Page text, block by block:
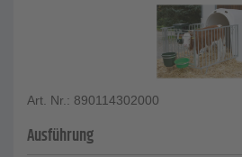
Art. Nr.: 890114302000
Ausführung